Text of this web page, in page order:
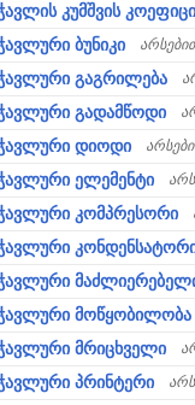
კუმშვის
ბუნიკი
გაგრილება
გადამწოდი
დიოდი
ელემენტი
კომპრესორი
მოწყობილობა
მრიცხველი
პრინტერი